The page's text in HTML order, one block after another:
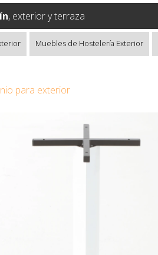
, exterior y terraza
Muebles de Hostelería Exterior
para exterior